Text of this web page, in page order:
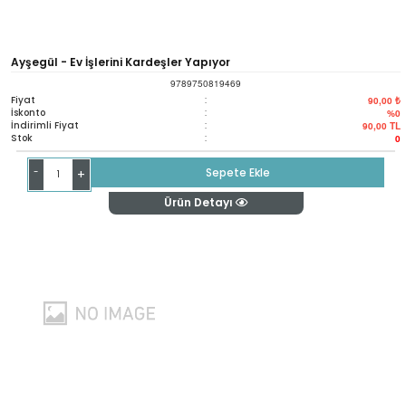
Ayşegül - Ev İşlerini Kardeşler Yapıyor
9789750819469
Fiyat : 90,00 ₺
İskonto : %0
İndirimli Fiyat : 90,00 TL
Stok : 0
- +
Sepete Ekle
Ürün Detayı